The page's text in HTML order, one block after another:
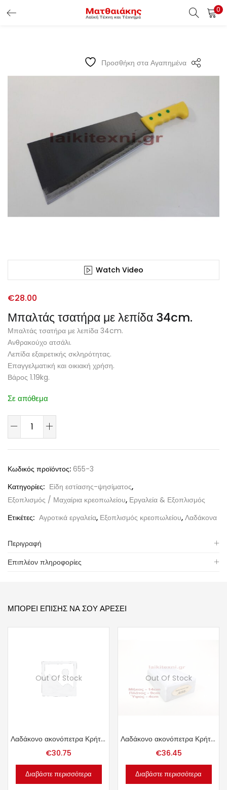
0
Προσθήκη στα Αγαπημένα
Watch Video
Μπαλτάς τσατήρα με λεπίδα 34cm.
€28.00
Μπαλτάς τσατήρα με λεπίδα 34cm.
Ανθρακούχο ατσάλι.
Λεπίδα εξαιρετικής σκληρότητας.
Επαγγελματική και οικιακή χρήση.
Βάρος 1.19kg.
Σε απόθεμα
Κωδικός προϊόντος: 655-3
Κατηγορίες: Είδη εστίασης-ψησίματος,
Εξοπλισμός / Μαχαίρια κρεοπωλείου, Εργαλεία & Εξοπλισμός
Ετικέτες: Αγροτικά εργαλεία, Εξοπλισμός κρεοπωλείου, Λαδάκονα
Περιγραφή
Επιπλέον πληροφορίες
ΜΠΟΡΕΊ ΕΠΊΣΗΣ ΝΑ ΣΟΥ ΑΡΈΣΕΙ
Out Of Stock
Λαδάκονο ακονόπετρα Κρήτης 1.23kg.
€30.75
Διαβάστε περισσότερα
Out Of Stock
Λαδάκονο ακονόπετρα Κρήτης 1.35kg.
€36.45
Διαβάστε περισσότερα
ΕΊΣΟΔΟΣ ΠΕΛΑΤΏΝ
Υπενθύμιση κωδικού
Είσοδος Πελατών
Χάσατε τον κωδικό σας ?